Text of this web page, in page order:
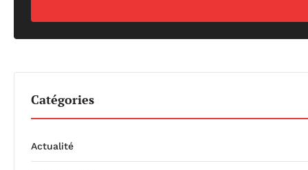
Catégories
Actualité